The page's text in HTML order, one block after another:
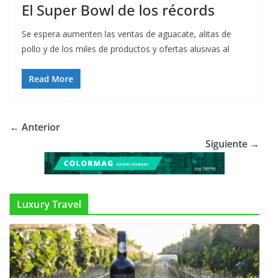
El Super Bowl de los récords
Se espera aumenten las ventas de aguacate, alitas de
pollo y de los miles de productos y ofertas alusivas al
Read More
← Anterior
Siguiente →
Luxury Travel